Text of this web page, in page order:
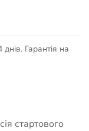
Гарантія на
стартового